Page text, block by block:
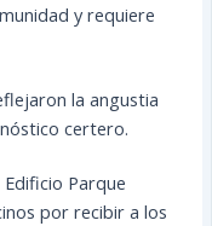
y requiere
la angustia
certero.
Parque
por recibir a los